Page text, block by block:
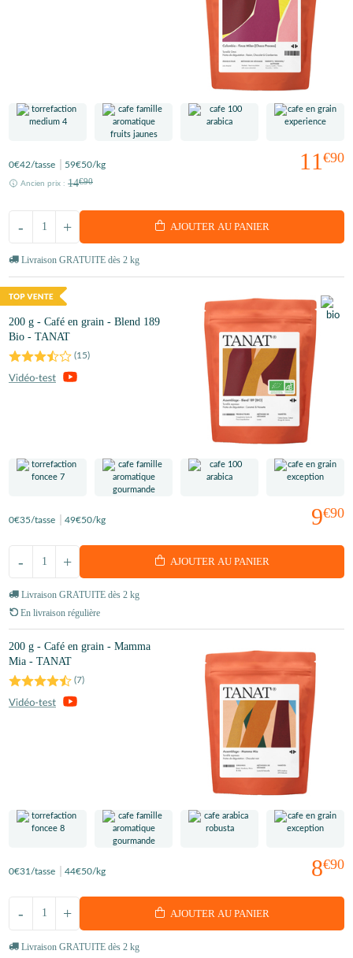
11 €90
0€42/tasse 59€50/kg
Ancien prix : 14€90
+
- AJOUTER AU PANIER
Livraison GRATUITE dès 2 kg
200 g - Café en grain - Blend 189
Bio - TANAT
(15)
9€90
0€35/tasse 49€50/kg
+
- AJOUTER AU PANIER
Livraison GRATUITE dès 2 kg
En livraison régulière
200 g - Café en grain - Mamma
Mia - TANAT
(7)
8€90
0€31 /tasse 44€50/kg
+
- AJOUTER AU PANIER
Livraison GRATUITE dès 2 kg